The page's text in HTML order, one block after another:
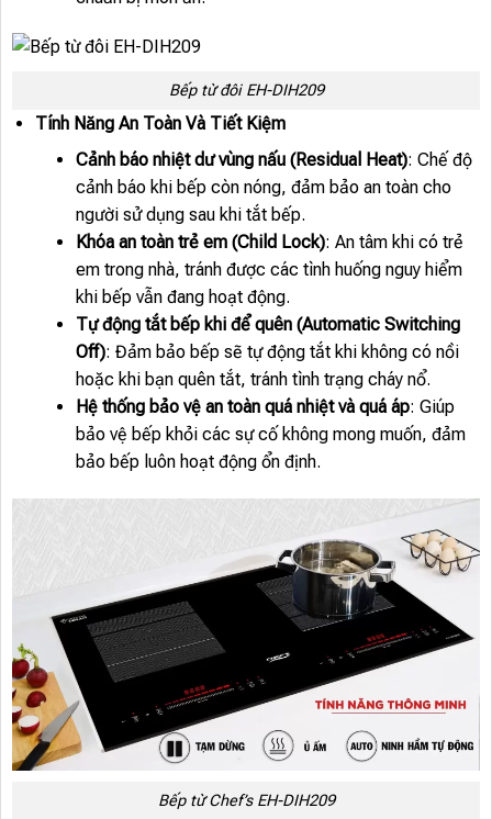
Bếp từ đôi EH-DIH209
Tính Năng An Toàn Và Tiết Kiệm
Cảnh báo nhiệt dư vùng nấu (Residual Heat): Chế độ
cảnh báo khi bếp còn nóng, đảm bảo an toàn cho
người sử dụng sau khi tắt bếp.
Khóa an toàn trẻ em (Child Lock): An tâm khi có trẻ
em trong nhà, tránh được các tình huống nguy hiểm
khi bếp vẫn đang hoạt động.
Tự động tắt bếp khi để quên (Automatic Switching
Off): Đảm bảo bếp sẽ tự động tắt khi không có nồi
hoặc khi bạn quên tắt, tránh tình trạng cháy nổ.
Hệ thống bảo vệ an toàn quá nhiệt và quá áp: Giúp
bảo vệ bếp khỏi các sự cố không mong muốn, đảm
bảo bếp luôn hoạt động ổn định.
Bếp từ Chef’s EH-DIH209